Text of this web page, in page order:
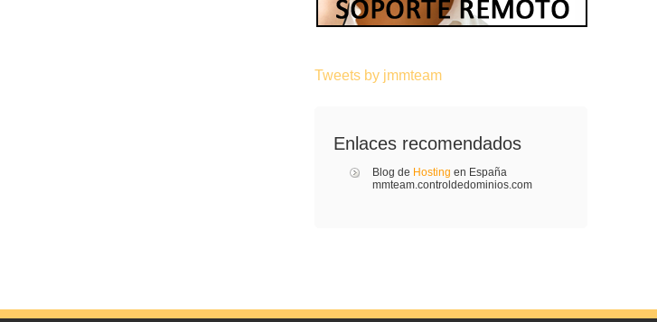
Tweets by jmmteam
Enlaces recomendados
Blog de Hosting en España
mmteam.controldedominios.com